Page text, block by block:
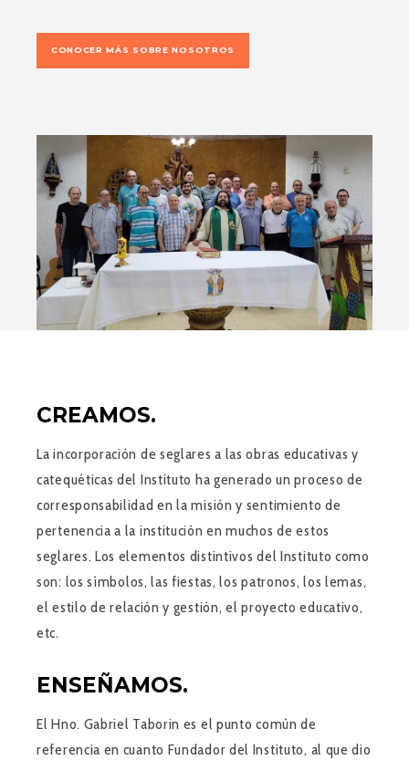
CONOCER MÁS SOBRE NOSOTROS
CREAMOS.
La incorporación de seglares a las obras educativas y
catequéticas del Instituto ha generado un proceso de
corresponsabilidad en la misión y sentimiento de
pertenencia a la institución en muchos de estos
seglares. Los elementos distintivos del Instituto como
son: los símbolos, las fiestas, los patronos, los lemas,
el estilo de relación y gestión, el proyecto educativo,
etc.
ENSEÑAMOS.
El Hno. Gabriel Taborin es el punto común de
referencia en cuanto Fundador del Instituto, al que dio